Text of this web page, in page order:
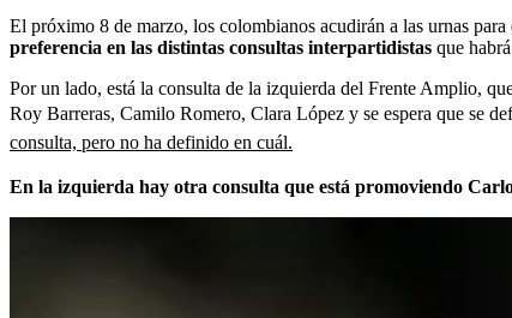
El próximo 8 de marzo, los colombianos acudirán a las urnas
preferencia en las distintas consultas interpartidistas que
Por un lado, está la consulta de la izquierda del Frente Amplio,
Roy Barreras, Camilo Romero, Clara López y se espera que se
consulta, pero no ha definido en cuál.
En la izquierda hay otra consulta que está promoviendo